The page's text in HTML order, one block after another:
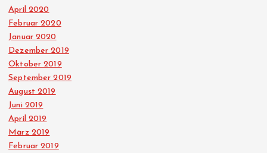
April 2020
Februar 2020
Januar 2020
Dezember 2019
Oktober 2019
September 2019
August 2019
Juni 2019
April 2019
März 2019
Februar 2019